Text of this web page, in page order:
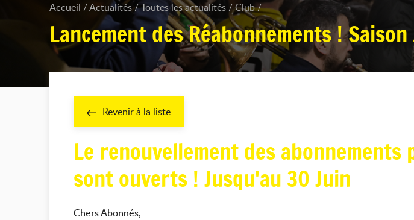
Accueil Actualités Toutes les actualités Club
Lancement des Réabonnements !
Revenir à la liste
Le renouvellement des
sont ouverts ! Jusqu'au 30 Juin
Chers Abonnés,